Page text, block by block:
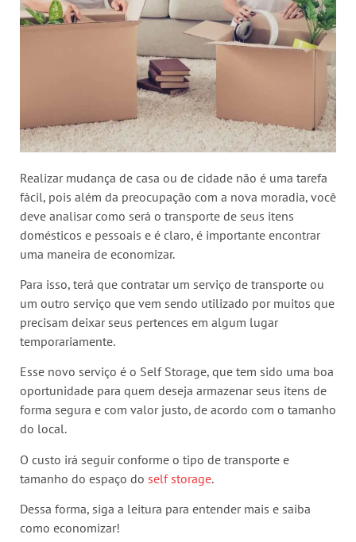
Realizar mudança de casa ou de cidade não é uma tarefa
fácil, pois além da preocupação com a nova moradia, você
deve analisar como será o transporte de seus itens
domésticos e pessoais e é claro, é importante encontrar
uma maneira de economizar.
Para isso, terá que contratar um serviço de transporte ou
um outro serviço que vem sendo utilizado por muitos que
precisam deixar seus pertences em algum lugar
temporariamente.
Esse novo serviço é o Self Storage, que tem sido uma boa
oportunidade para quem deseja armazenar seus itens de
forma segura e com valor justo, de acordo com o tamanho
do local.
O custo irá seguir conforme o tipo de transporte e
tamanho do espaço do self storage.
Dessa forma, siga a leitura para entender mais e saiba
como economizar!